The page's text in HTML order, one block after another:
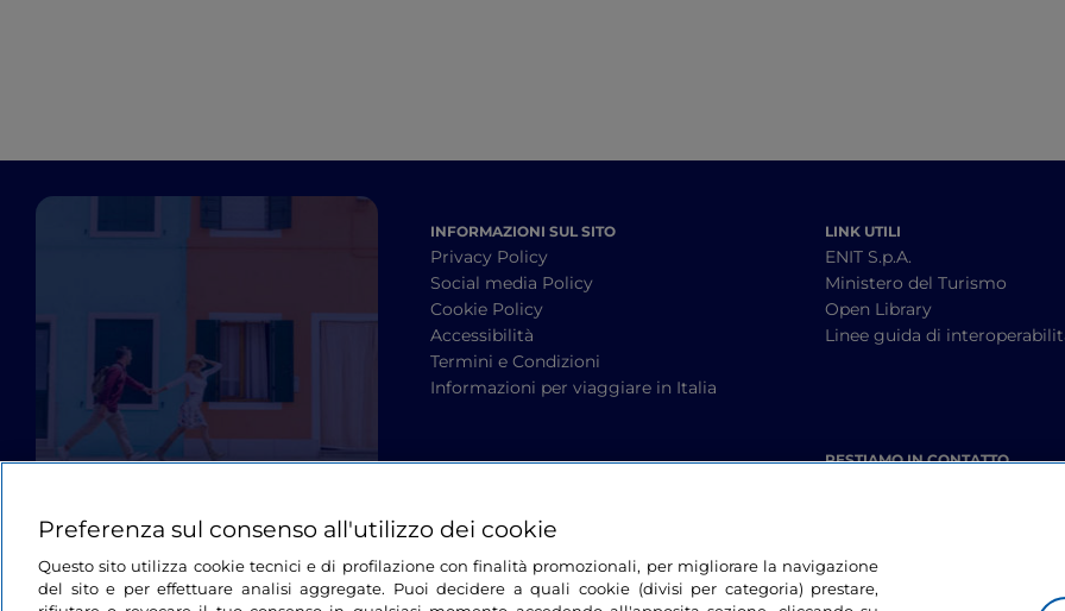
INFORMAZIONI SUL SITO
Privacy Policy
Social media Policy
Cookie Policy
Accessibilità
Termini e Condizioni
Informazioni per viaggiare in Italia
LINK UTILI
ENIT S.p.A.
Ministero del Turismo
Open Library
Linee guida di
RESTIAMO IN CONTATTO
Preferenza sul consenso all'utilizzo dei cookie
Questo sito utilizza cookie tecnici e di profilazione con finalità promozionali, per migliorare la navigazione
del sito e per effettuare analisi aggregate. Puoi decidere a quali cookie (divisi per categoria) prestare,